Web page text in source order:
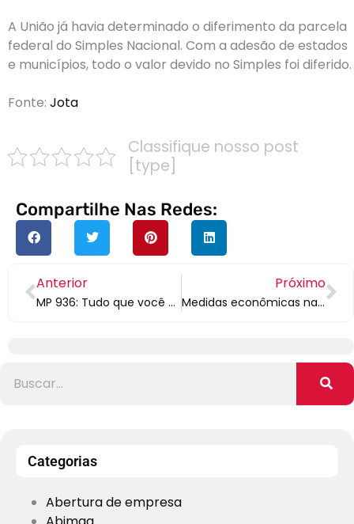
A União já havia determinado o diferimento da parcela
federal do Simples Nacional. Com a adesão de estados
e municípios, todo o valor devido no Simples foi diferido.
Fonte: Jota
Classifique nosso post
[type]
Compartilhe Nas Redes:
Anterior
MP 936: Tudo que você precisa saber sobre a redução de salários e suspensão de contratos
Próximo
Medidas econômicas na crise do coronavírus: veja perguntas e respostas
Categorias
Abertura de empresa